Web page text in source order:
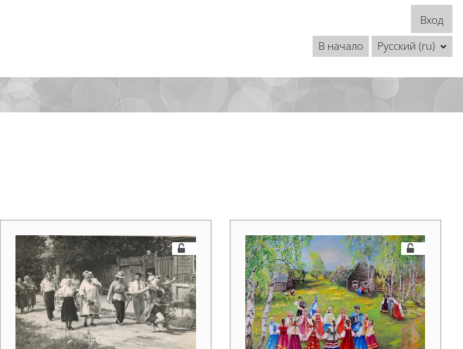
Вход
В начало
Русский ‎(ru)‎